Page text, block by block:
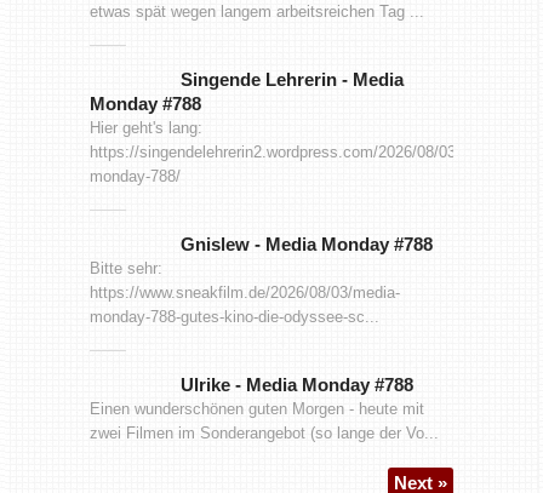
etwas spät wegen langem arbeitsreichen Tag ...
Singende Lehrerin - Media
Monday #788
Hier geht's lang:
https://singendelehrerin2.wordpress.com/2026/08/03/media-
monday-788/
Gnislew - Media Monday #788
Bitte sehr:
https://www.sneakfilm.de/2026/08/03/media-
monday-788-gutes-kino-die-odyssee-sc...
Ulrike - Media Monday #788
Einen wunderschönen guten Morgen - heute mit
zwei Filmen im Sonderangebot (so lange der Vo...
Next »